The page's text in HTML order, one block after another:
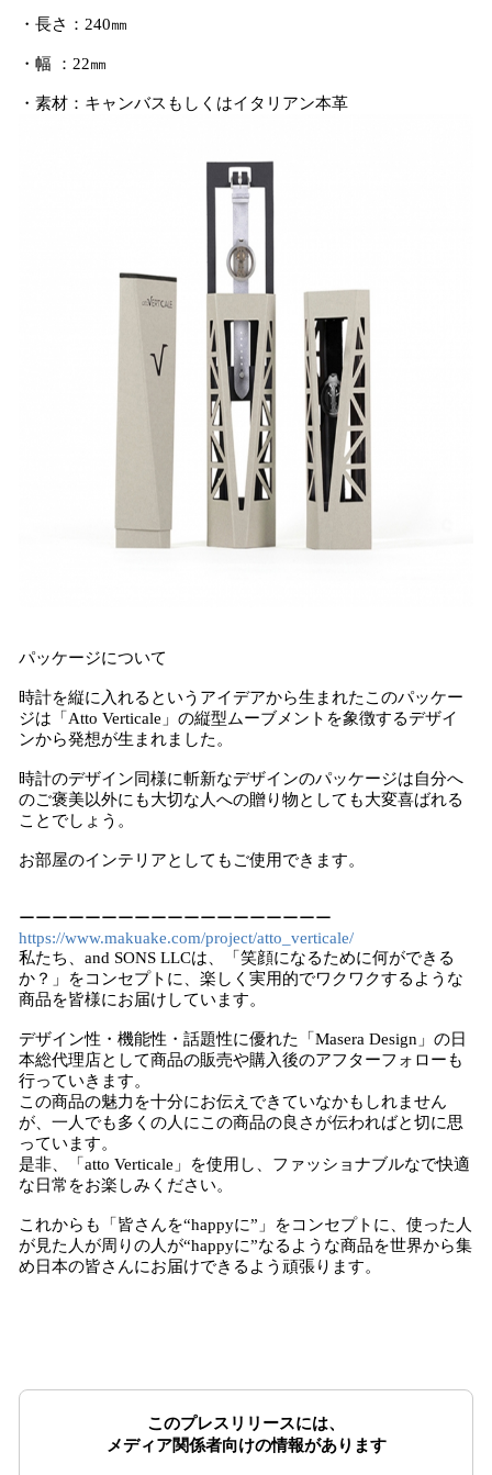
・長さ：240㎜
・幅 ：22㎜
・素材：キャンバスもしくはイタリアン本革
パッケージについて
時計を縦に入れるというアイデアから生まれたこのパッケー
ジは「Atto Verticale」の縦型ムーブメントを象徴するデザイ
ンから発想が生まれました。
時計のデザイン同様に斬新なデザインのパッケージは自分へ
のご褒美以外にも大切な人への贈り物としても大変喜ばれる
ことでしょう。
お部屋のインテリアとしてもご使用できます。
ーーーーーーーーーーーーーーーーーーー
https://www.makuake.com/project/atto_verticale/
私たち、and SONS LLCは、「笑顔になるために何ができる
か？」をコンセプトに、楽しく実用的でワクワクするような
商品を皆様にお届けしています。
デザイン性・機能性・話題性に優れた「Masera Design」の日
本総代理店として商品の販売や購入後のアフターフォローも
行っていきます。
この商品の魅力を十分にお伝えできていなかもしれません
が、一人でも多くの人にこの商品の良さが伝わればと切に思
っています。
是非、「atto Verticale」を使用し、ファッショナブルなで快適
な日常をお楽しみください。
これからも「皆さんを“happyに”」をコンセプトに、使った人
が見た人が周りの人が“happyに”なるような商品を世界から集
め日本の皆さんにお届けできるよう頑張ります。
このプレスリリースには、
メディア関係者向けの情報があります